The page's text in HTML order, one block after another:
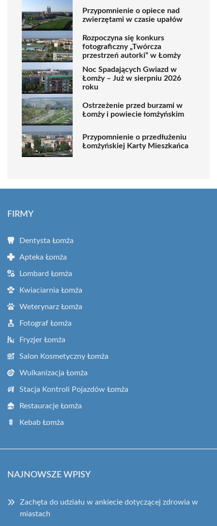
Przypomnienie o opiece nad
zwierzętami w czasie upałów
Rozpoczyna się konkurs
fotograficzny „Twórcza
przestrzeń autorki” w Łomży
Noc Spadających Gwiazd w
Łomży – Już w sierpniu 2026
roku
Ostrzeżenie przed burzami w
Łomży i powiecie łomżyńskim
Przypomnienie o przedłużeniu
Łomżyńskiej Karty Mieszkańca
FIRMY
Dentysta Łomża
Apteka Łomża
Lombard Łomża
Kwiaciarnia Łomża
Weterynarz Łomża
Fotograf Łomża
Fryzjer Łomża
Salon Kosmetyczny Łomża
Wulkanizacja Łomża
Stacja Kontroli Pojazdów Łomża
Restauracje Łomża
Kebab Łomża
NAJNOWSZE WPISY
Zachęta do udziału w ankiecie dotyczącej zdrowia w
miastach